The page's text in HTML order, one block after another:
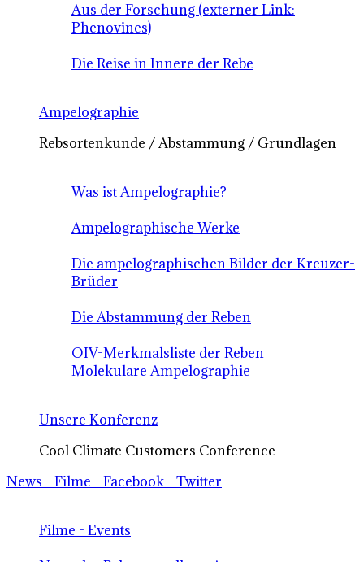
Aus der Forschung (externer Link:
Phenovines)
Die Reise in Innere der Rebe
Ampelographie
Rebsortenkunde / Abstammung / Grundlagen
Was ist Ampelographie?
Ampelographische Werke
Die ampelographischen Bilder der Kreuzer-
Brüder
Die Abstammung der Reben
OIV-Merkmalsliste der Reben
Molekulare Ampelographie
Unsere Konferenz
Cool Climate Customers Conference
News - Filme - Facebook - Twitter
Filme - Events